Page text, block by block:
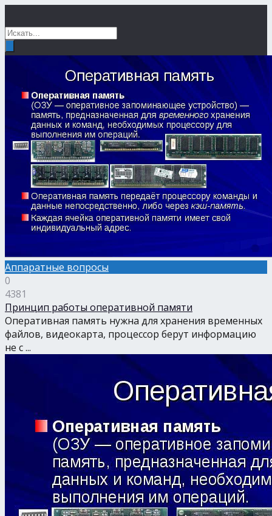
Аппаратные вопросы
0
4381
Принцип работы оперативной памяти
Оперативная память нужна для хранения временных
файлов, видеокарта, процессор берут информацию
не с ...